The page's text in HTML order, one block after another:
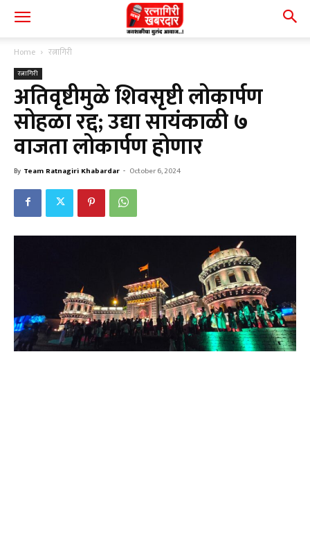
Home रत्नागिरी
रत्नागिरी
अतिवृष्टीमुळे शिवसृष्टी लोकार्पण
सोहळा रद्द; उद्या सायंकाळी ७
वाजता लोकार्पण होणार
By Team Ratnagiri Khabardar - October 6, 2024